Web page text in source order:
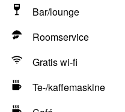
Bar/lounge
Roomservice
Gratis wi-fi
Te-/kaffemaskine